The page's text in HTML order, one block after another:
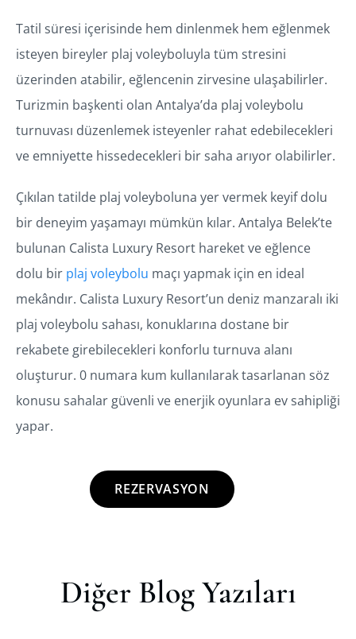
Tatil süresi içerisinde hem dinlenmek hem eğlenmek
isteyen bireyler plaj voleyboluyla tüm stresini
üzerinden atabilir, eğlencenin zirvesine ulaşabilirler.
Turizmin başkenti olan Antalya’da plaj voleybolu
turnuvası düzenlemek isteyenler rahat edebilecekleri
ve emniyette hissedecekleri bir saha arıyor olabilirler.
Çıkılan tatilde plaj voleyboluna yer vermek keyif dolu
bir deneyim yaşamayı mümkün kılar. Antalya Belek’te
bulunan Calista Luxury Resort hareket ve eğlence
dolu bir plaj voleybolu maçı yapmak için en ideal
mekândır. Calista Luxury Resort’un deniz manzaralı iki
plaj voleybolu sahası, konuklarına dostane bir
rekabete girebilecekleri konforlu turnuva alanı
oluşturur. 0 numara kum kullanılarak tasarlanan söz
konusu sahalar güvenli ve enerjik oyunlara ev sahipliği
yapar.
REZERVASYON
Diğer Blog Yazıları